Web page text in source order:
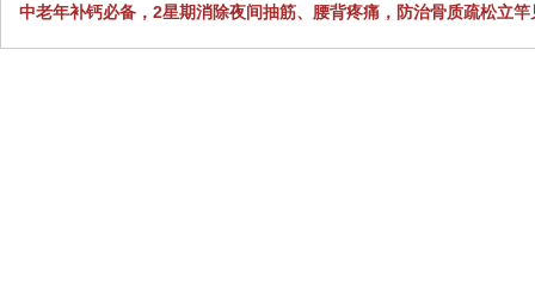
中老年补钙必备，2星期消除夜间抽筋、腰背疼痛，防治骨质疏松立竿